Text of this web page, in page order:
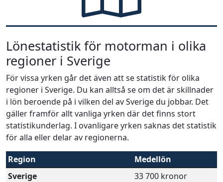
Lönestatistik för motorman i olika
regioner i Sverige
För vissa yrken går det även att se statistik för olika
regioner i Sverige. Du kan alltså se om det är skillnader
i lön beroende på i vilken del av Sverige du jobbar. Det
gäller framför allt vanliga yrken där det finns stort
statistikunderlag. I ovanligare yrken saknas det statistik
för alla eller delar av regionerna.
Region
Medellön
Sverige
33 700 kronor